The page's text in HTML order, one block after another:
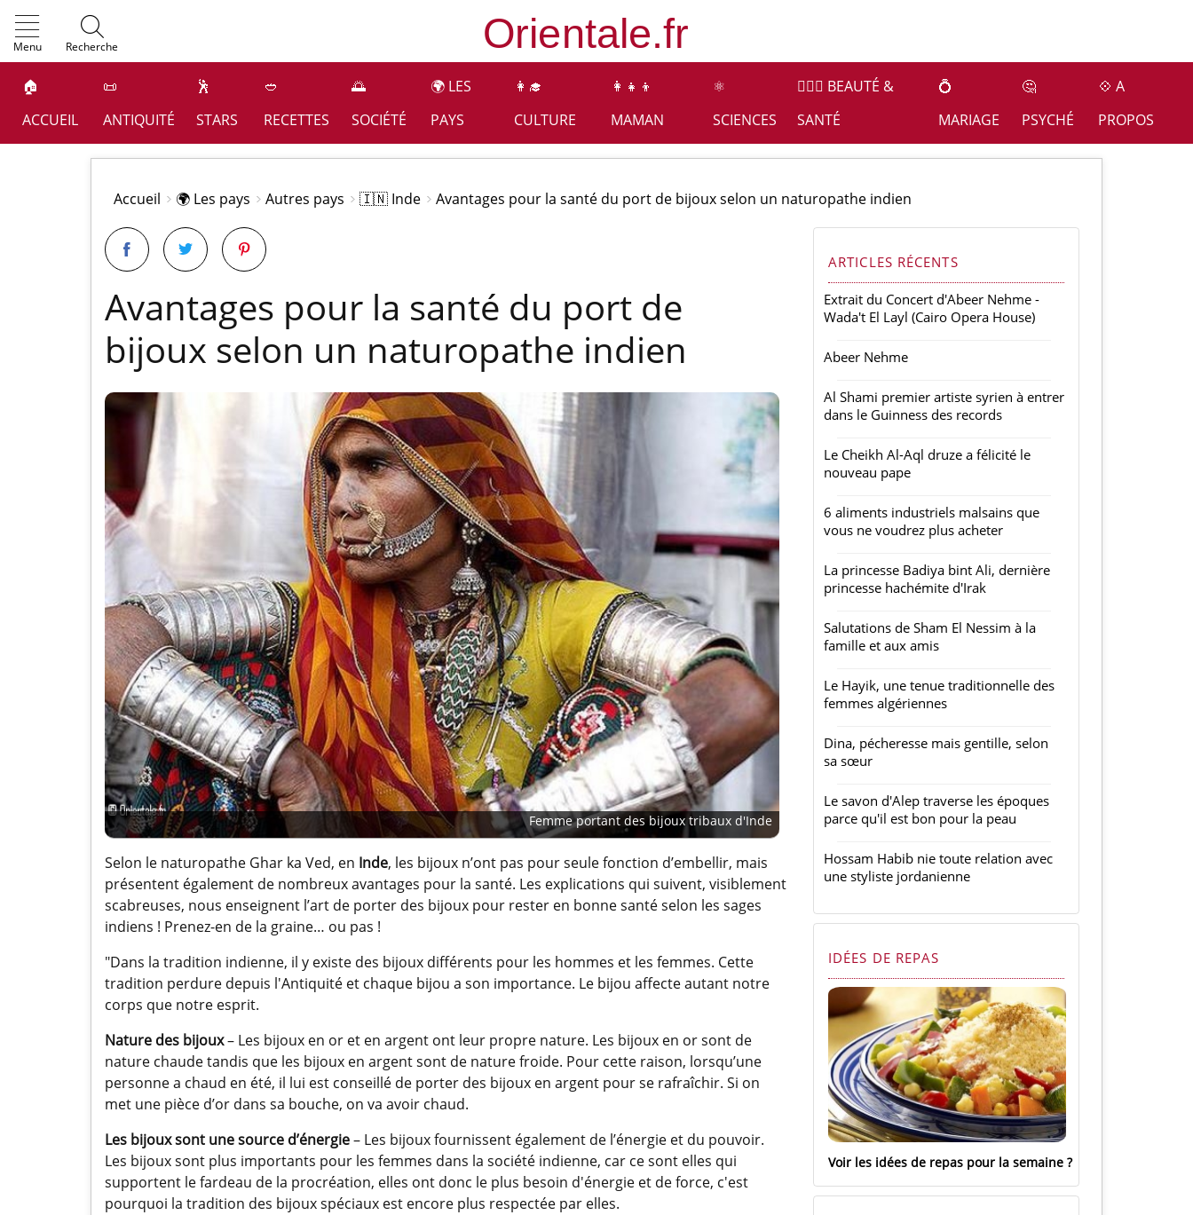
Menu Recherche
🏠
ACCUEIL
📜
ANTIQUITÉ
🕺
STARS
🥙
RECETTES
🌅
SOCIÉTÉ
🌍 LES
PAYS
👩‍🎓
CULTURE
👩‍👧‍👦
MAMAN
⚛️
SCIENCES
👩🏻‍⚕️ BEAUTÉ &
SANTÉ
💍
MARIAGE
🤔
PSYCHÉ
💠 A
PROPOS
Accueil 🌍 Les pays Autres pays 🇮🇳 Inde Avantages pour la santé du port de bijoux selon un naturopathe indien
Avantages pour la santé du port de
bijoux selon un naturopathe indien
Femme portant des bijoux tribaux d'Inde
Selon le naturopathe Ghar ka Ved, en Inde, les bijoux n’ont pas pour seule fonction d’embellir, mais
présentent également de nombreux avantages pour la santé. Les explications qui suivent, visiblement
scabreuses, nous enseignent l’art de porter des bijoux pour rester en bonne santé selon les sages
indiens ! Prenez-en de la graine… ou pas !
"Dans la tradition indienne, il y existe des bijoux différents pour les hommes et les femmes. Cette
tradition perdure depuis l'Antiquité et chaque bijou a son importance. Le bijou affecte autant notre
corps que notre esprit.
Nature des bijoux– Les bijoux en or et en argent ont leur propre nature. Les bijoux en or sont de
nature chaude tandis que les bijoux en argent sont de nature froide. Pour cette raison, lorsqu’une
personne a chaud en été, il lui est conseillé de porter des bijoux en argent pour se rafraîchir. Si on
met une pièce d’or dans sa bouche, on va avoir chaud.
Les bijoux sont une source d’énergie– Les bijoux fournissent également de l’énergie et du pouvoir.
Les bijoux sont plus importants pour les femmes dans la société indienne, car ce sont elles qui
supportent le fardeau de la procréation, elles ont donc le plus besoin d'énergie et de force, c'est
pourquoi la tradition des bijoux spéciaux est encore plus respectée par elles.
ARTICLES RÉCENTS
Extrait du Concert d'Abeer Nehme -
Wada't El Layl (Cairo Opera House)
Abeer Nehme
Al Shami premier artiste syrien à entrer
dans le Guinness des records
Le Cheikh Al-Aql druze a félicité le
nouveau pape
6 aliments industriels malsains que
vous ne voudrez plus acheter
La princesse Badiya bint Ali, dernière
princesse hachémite d'Irak
Salutations de Sham El Nessim à la
famille et aux amis
Le Hayik, une tenue traditionnelle des
femmes algériennes
Dina, pécheresse mais gentille, selon
sa sœur
Le savon d'Alep traverse les époques
parce qu'il est bon pour la peau
Hossam Habib nie toute relation avec
une styliste jordanienne
IDÉES DE REPAS
Voir les idées de repas pour la semaine